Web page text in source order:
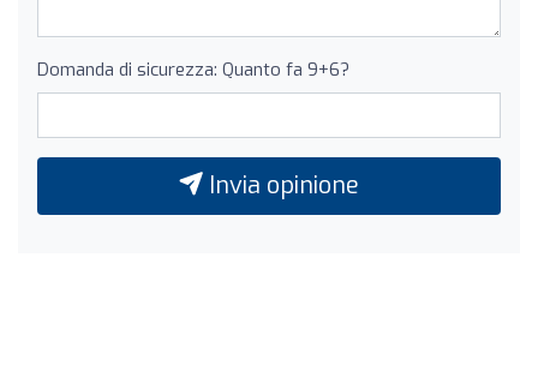
Domanda di sicurezza: Quanto fa 9+6?
Invia opinione